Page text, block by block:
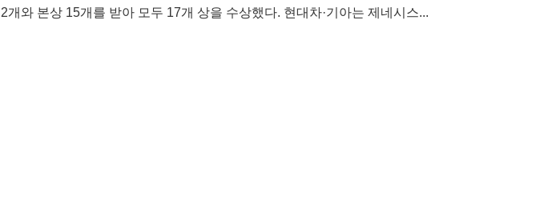
와 본상 15개를 받아 모두 17개 상을 수상했다. 현대차·기아는 제네시스...